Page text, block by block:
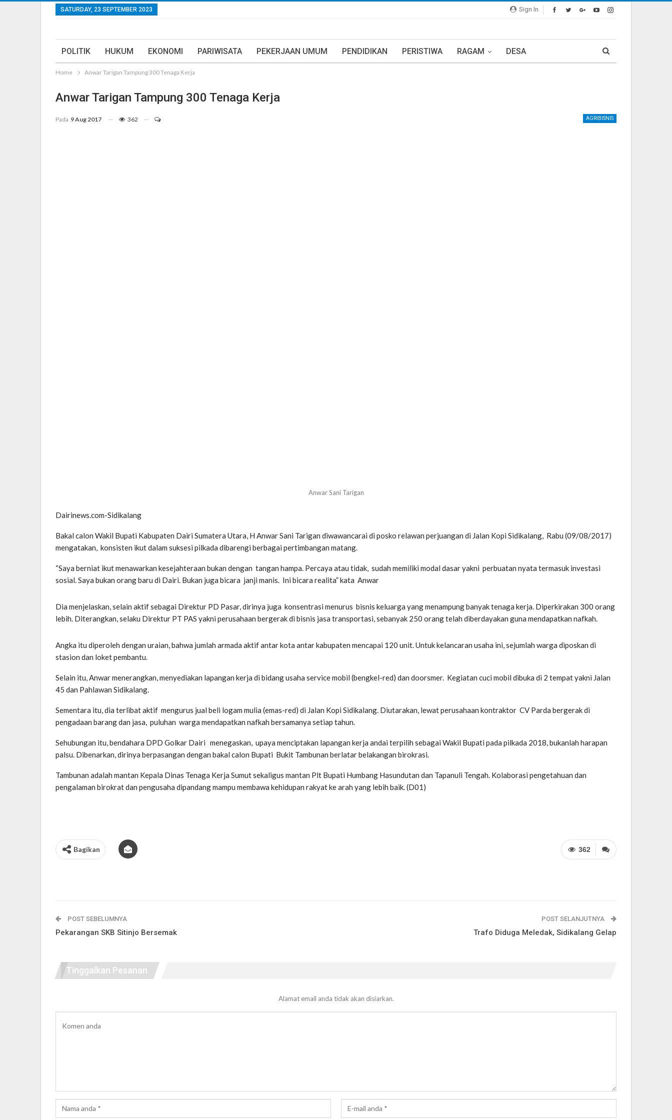
Sign In
SATURDAY, 23 SEPTEMBER 2023
POLITIK HUKUM EKONOMI PARIWISATA PEKERJAAN UMUM PENDIDIKAN PERISTIWA RAGAM DESA
Home Anwar Tarigan Tampung 300 Tenaga Kerja
Anwar Tarigan Tampung 300 Tenaga Kerja
AGRIBISNIS
Pada 9 Aug 2017 362
Anwar Sani Tarigan
Dairinews.com-Sidikalang
Bakal calon Wakil Bupati Kabupaten Dairi Sumatera Utara, H Anwar Sani Tarigan diwawancarai di posko relawan perjuangan di Jalan Kopi Sidikalang, Rabu (09/08/2017)
mengatakan, konsisten ikut dalam suksesi pilkada dibarengi berbagai pertimbangan matang.
“Saya berniat ikut menawarkan kesejahteraan bukan dengan tangan hampa. Percaya atau tidak, sudah memiliki modal dasar yakni perbuatan nyata termasuk investasi
sosial. Saya bukan orang baru di Dairi. Bukan juga bicara janji manis. Ini bicara realita” kata Anwar
Dia menjelaskan, selain aktif sebagai Direktur PD Pasar, dirinya juga konsentrasi menurus bisnis keluarga yang menampung banyak tenaga kerja. Diperkirakan 300 orang
lebih. Diterangkan, selaku Direktur PT PAS yakni perusahaan bergerak di bisnis jasa transportasi, sebanyak 250 orang telah diberdayakan guna mendapatkan nafkah.
Angka itu diperoleh dengan uraian, bahwa jumlah armada aktif antar kota antar kabupaten mencapai 120 unit. Untuk kelancaran usaha ini, sejumlah warga diposkan di
stasion dan loket pembantu.
Selain itu, Anwar menerangkan, menyediakan lapangan kerja di bidang usaha service mobil (bengkel-red) dan doorsmer. Kegiatan cuci mobil dibuka di 2 tempat yakni Jalan
45 dan Pahlawan Sidikalang.
Sementara itu, dia terlibat aktif mengurus jual beli logam mulia (emas-red) di Jalan Kopi Sidikalang. Diutarakan, lewat perusahaan kontraktor CV Parda bergerak di
pengadaan barang dan jasa, puluhan warga mendapatkan nafkah bersamanya setiap tahun.
Sehubungan itu, bendahara DPD Golkar Dairi menegaskan, upaya menciptakan lapangan kerja andai terpilih sebagai Wakil Bupati pada pilkada 2018, bukanlah harapan
palsu. Dibenarkan, dirinya berpasangan dengan bakal calon Bupati Bukit Tambunan berlatar belakangan birokrasi.
Tambunan adalah mantan Kepala Dinas Tenaga Kerja Sumut sekaligus mantan Plt Bupati Humbang Hasundutan dan Tapanuli Tengah. Kolaborasi pengetahuan dan
pengalaman birokrat dan pengusaha dipandang mampu membawa kehidupan rakyat ke arah yang lebih baik. (D01)
362
Bagikan
POST SEBELUMNYA
Pekarangan SKB Sitinjo Bersemak
POST SELANJUTNYA
Trafo Diduga Meledak, Sidikalang Gelap
Tinggalkan Pesanan
Alamat email anda tidak akan disiarkan.